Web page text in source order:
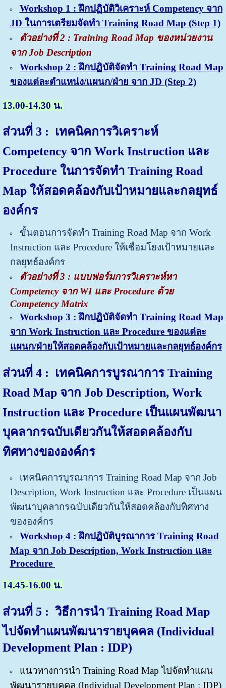
Workshop 1 : ฝึกปฏิบัติวิเคราะห์ Competency จาก
JD ในการเตรียมจัดทำ Training Road Map (Step 1)
ตัวอย่างที่ 2 : Training Road Map ของหน่วยงาน
จาก Job Description
Workshop 2 : ฝึกปฏิบัติจัดทำ Training Road Map
ของแต่ละตำแหน่ง/แผนก/ฝ่าย จาก JD (Step 2)
13.00-14.30 น.
ส่วนที่ 3 : เทคนิคการวิเคราะห์
Competency จาก Work Instruction และ
Procedure ในการจัดทำ Training Road
Map ให้สอดคล้องกับเป้าหมายและกลยุทธ์
องค์กร
ขั้นตอนการจัดทำ Training Road Map จาก Work
Instruction และ Procedure ให้เชื่อมโยงเป้าหมายและ
กลยุทธ์องค์กร
ตัวอย่างที่ 3 : แบบฟอร์มการวิเคราะห์หา
Competency จาก WI และ Procedure ด้วย
Competency Matrix
Workshop 3 : ฝึกปฏิบัติจัดทำ Training Road Map
จาก Work Instruction และ Procedure ของแต่ละ
แผนก/ฝ่ายให้สอดคล้องกับเป้าหมายและกลยุทธ์องค์กร
ส่วนที่4 : เทคนิคการบูรณาการ Training
Road Map จาก Job Description, Work
Instruction และ Procedure เป็นแผนพัฒนา
บุคลากรฉบับเดียวกันให้สอดคล้องกับ
ทิศทางขององค์กร
เทคนิคการบูรณาการ Training Road Map จาก Job
Description, Work Instruction และ Procedure เป็นแผน
พัฒนาบุคลากรฉบับเดียวกันให้สอดคล้องกับทิศทาง
ขององค์กร
Workshop 4 : ฝึกปฏิบัติบูรณาการ Training Road
Map จาก Job Description, Work Instruction และ
Procedure
14.45-16.00 น.
ส่วนที่ 5 : วิธีการนำ Training Road Map
ไปจัดทำแผนพัฒนารายบุคคล (Individual
Development Plan : IDP)
แนวทางการนำ Training Road Map ไปจัดทำแผน
พัฒนารายบุคคล (Individual Development Plan : IDP)